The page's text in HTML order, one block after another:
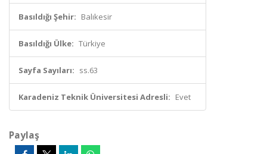
Basıldığı Şehir: Balıkesir
Basıldığı Ülke: Türkiye
Sayfa Sayıları: ss.63
Karadeniz Teknik Üniversitesi Adresli: Evet
Paylaş